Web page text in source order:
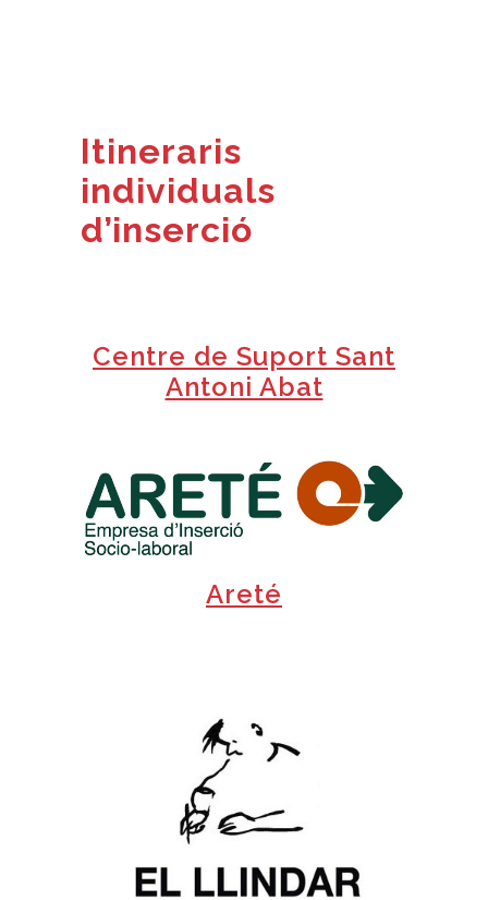
Itineraris
individuals
d’inserció
+
Centre de Suport Sant
Antoni Abat
+
Areté